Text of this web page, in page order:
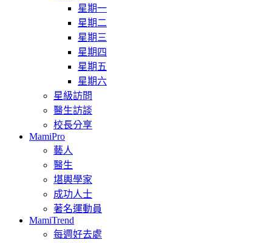
星期一
星期二
星期三
星期四
星期五
星期六
星級訪問
醫生訪談
校長分享
MamiPro
藝人
醫生
堪輿學家
成功人士
著名運動員
MamiTrend
每週好去處